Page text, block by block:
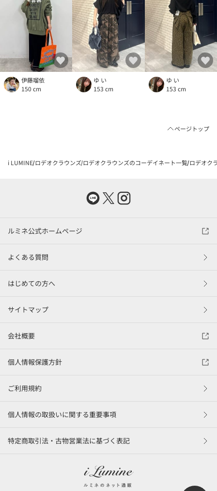
伊藤瑠依
150 cm
ゆ い
153 cm
ゆ い
153 cm
ページトップ
i LUMINE ロデオクラウンズ ロデオクラウンズのコーデイネート一覧 ロデオク
ルミネ公式ホームページ
よくある質問
はじめての方へ
サイトマップ
会社概要
個人情報保護方針
ご利用規約
個人情報の取扱いに関する重要事項
特定商取引法・古物営業法に基づく表記